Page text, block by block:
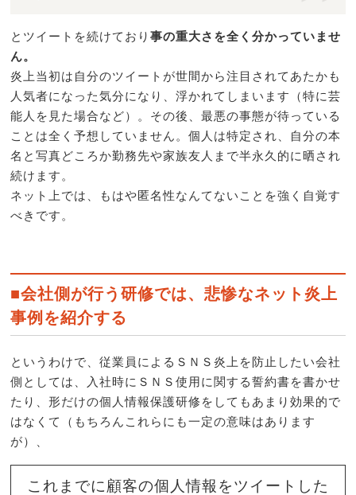
とツイートを続けており事の重大さを全く分かっていませ
ん。
炎上当初は自分のツイートが世間から注目されてあたかも
人気者になった気分になり、浮かれてしまいます（特に芸
能人を見た場合など）。その後、最悪の事態が待っている
ことは全く予想していません。個人は特定され、自分の本
名と写真どころか勤務先や家族友人まで半永久的に晒され
続けます。
ネット上では、もはや匿名性なんてないことを強く自覚す
べきです。
■会社側が行う研修では、悲惨なネット炎上
事例を紹介する
というわけで、従業員によるＳＮＳ炎上を防止したい会社
側としては、入社時にＳＮＳ使用に関する誓約書を書かせ
たり、形だけの個人情報保護研修をしてもあまり効果的で
はなくて（もちろんこれらにも一定の意味はあります
が）、
これまでに顧客の個人情報をツイートした